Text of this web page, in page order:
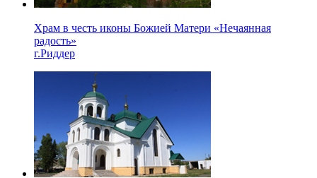
Храм в честь иконы Божией Матери «Нечаянная
радость»
г.Риддер